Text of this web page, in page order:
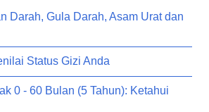
Darah, Gula Darah, Asam Urat dan
Status Gizi Anda
0 - 60 Bulan (5 Tahun): Ketahui